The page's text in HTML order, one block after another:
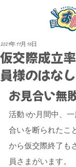
仮交際成立
員様のはなし
2021年11月16日
お見合い無
活動4か月間中、
合いを断られたこ
から仮交際終了も
員さまがいます。